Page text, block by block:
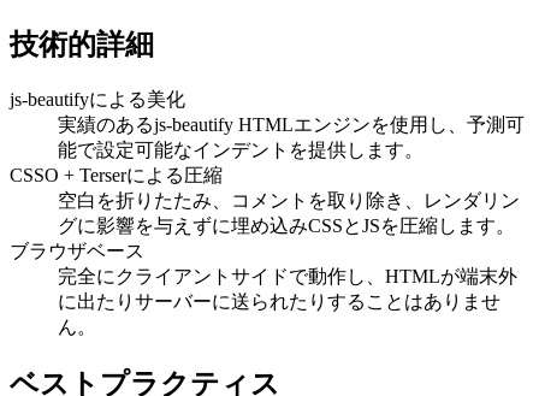
技術的詳細
js-beautifyによる美化
実績のあるjs-beautify HTMLエンジンを使用し、予測可
能で設定可能なインデントを提供します。
CSSO + Terserによる圧縮
空白を折りたたみ、コメントを取り除き、レンダリン
グに影響を与えずに埋め込みCSSとJSを圧縮します。
ブラウザベース
完全にクライアントサイドで動作し、HTMLが端末外
に出たりサーバーに送られたりすることはありませ
ん。
ベストプラクティス